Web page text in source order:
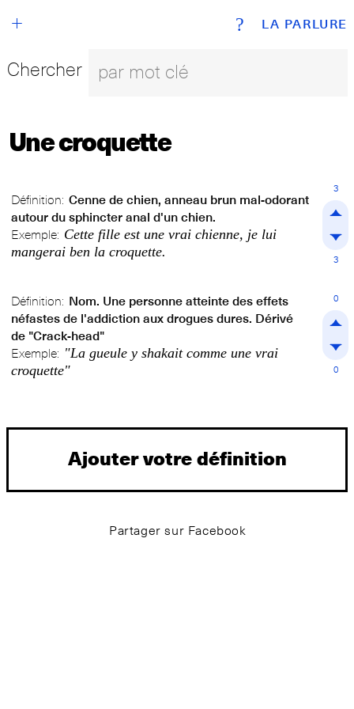
LA PARLURE
+ ?
Chercher
Une croquette
Définition: Cenne de chien, anneau brun mal-odorant
autour du sphincter anal d'un chien.
Exemple: Cette fille est une vrai chienne, je lui
mangerai ben la croquette.
3
3
Définition: Nom. Une personne atteinte des effets
néfastes de l'addiction aux drogues dures. Dérivé
de "Crack-head"
Exemple: "La gueule y shakait comme une vrai
croquette"
0
0
Ajouter votre définition
Partager sur Facebook